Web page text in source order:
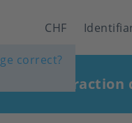
correct?
CHF
User
Extraction